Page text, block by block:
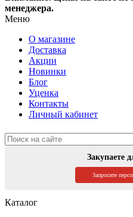
менеджера.
Меню
О магазине
Доставка
Акции
Новинки
Блог
Уценка
Контакты
Личный кабинет
Закупаете
Запросите
Каталог